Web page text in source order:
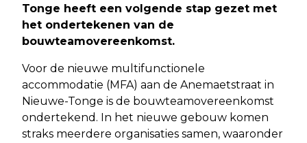
Tonge heeft een volgende stap gezet met
het ondertekenen van de
bouwteamovereenkomst.
Voor de nieuwe multifunctionele
accommodatie (MFA) aan de Anemaetstraat in
Nieuwe-Tonge is de bouwteamovereenkomst
ondertekend. In het nieuwe gebouw komen
straks meerdere organisaties samen, waaronder